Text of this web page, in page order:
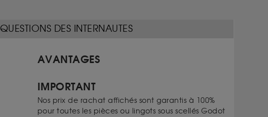
QUESTIONS DES INTERNAUTES
AVANTAGES
IMPORTANT
Nos prix de rachat affichés sont garantis à 100%
pour toutes les pièces ou lingots sous scellés Godot